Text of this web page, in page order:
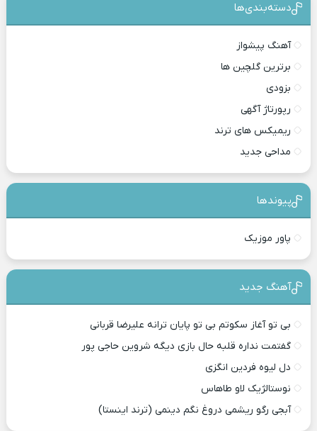
دسته‌بندی‎‌‌ها
آهنگ پیشواز
برترین گلچین ها
بزودی
رپورتاژ آگهی
ریمیکس های ترند
مداحی جدید
پیوندها
پاور موزیک
آهنگ جدید
بی تو آغاز سکوتم بی تو پایان ترانه علیرضا قربانی
گفتمت نداره قلبه حال بازی دیگه شروین حاجی پور
دل لیوه فردین انگزی
نوستالژیک لاو طاهاس
آبجی رگو ریشمی دروغ نگم دینمی (ترند اینستا)